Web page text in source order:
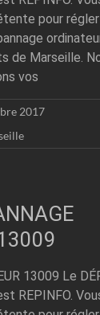
pour
de Marseille.
vos
2017
13009 Le
REPINFO.